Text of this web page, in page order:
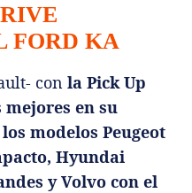
FORD KA
con la Pick Up
en su
modelos Peugeot
Hyundai
y Volvo con el